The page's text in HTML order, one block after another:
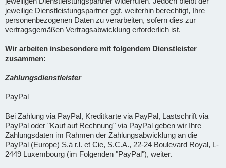
jeweilige Dienstleistungspartner ggf. weiterhin berechtigt, Ihre
personenbezogenen Daten zu verarbeiten, sofern dies zur
vertragsgemäßen Vertragsabwicklung erforderlich ist.
Wir arbeiten insbesondere mit folgendem Dienstleister
zusammen:
Zahlungsdienstleister
PayPal
Bei Zahlung via PayPal, Kreditkarte via PayPal, Lastschrift via
PayPal oder "Kauf auf Rechnung" via PayPal geben wir Ihre
Zahlungsdaten im Rahmen der Zahlungsabwicklung an die
PayPal (Europe) S.à r.l. et Cie, S.C.A., 22-24 Boulevard Royal, L-
2449 Luxembourg (im Folgenden "PayPal"), weiter.